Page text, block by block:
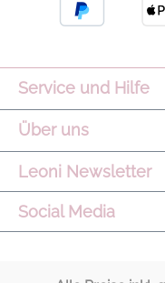
Service und Hilfe
Über uns
Leoni Newsletter
Social Media